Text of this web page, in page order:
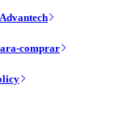
comprar